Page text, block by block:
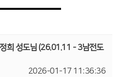
희 성도님 (26.01.11 - 3남전도
2026-01-17 11:36:36